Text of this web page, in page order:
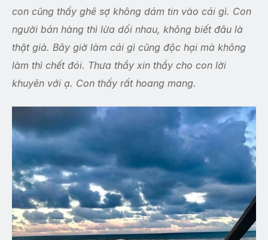
con cũng thấy ghê sợ không dám tin vào cái gì. Con
người bán hàng thì lừa dối nhau, không biết đâu là
thật giả. Bây giờ làm cái gì cũng độc hại mà không
làm thì chết đói. Thưa thầy xin thầy cho con lời
khuyên với ạ. Con thấy rất hoang mang.